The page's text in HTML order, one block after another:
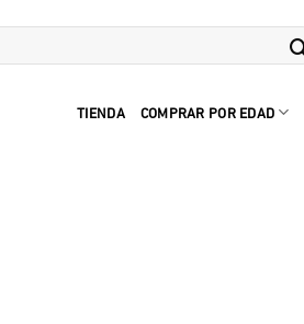
TIENDA COMPRAR POR EDAD